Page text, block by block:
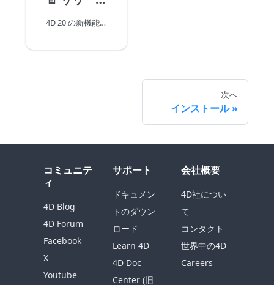
4D 20 の新機能: 4D 20.x LTS の新機能と拡張機能をすべてリストアップしたブログ記事です。
次へ
インストール
コミュニテ
ィ
4D Blog
4D Forum
Facebook
X
Youtube
サポート
ドキュメン
トのダウン
ロード
Learn 4D
4D Doc
Center (旧
会社概要
4D社につい
て
コンタクト
世界中の4D
Careers